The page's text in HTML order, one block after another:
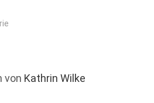
von Kathrin Wilke